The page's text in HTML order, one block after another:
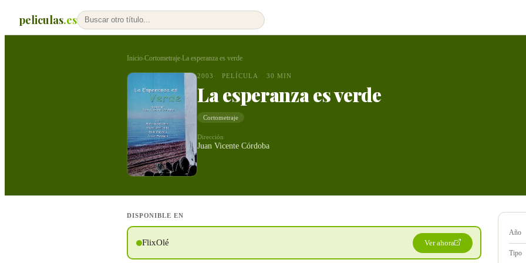
peliculas.es
Inicio›Cortometraje›La esperanza es verde
2003 PELÍCULA 30 MIN
La esperanza es verde
Cortometraje
Dirección
Juan Vicente Córdoba
DISPONIBLE EN
FlixOlé Ver ahora
Año
Tipo